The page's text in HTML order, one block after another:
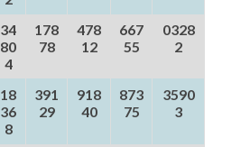
34
80
4
178
78
478
12
667
55
0328
2
18
36
8
391
29
918
40
873
75
3590
3